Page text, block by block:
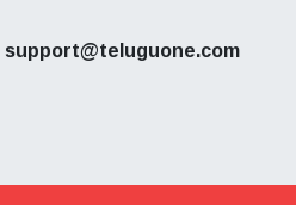
support@teluguone.com